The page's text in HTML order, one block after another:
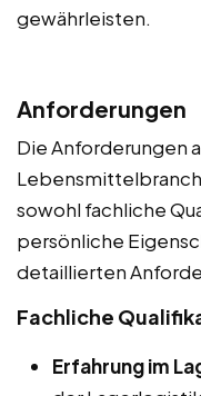
gewährleisten.
Anforderungen
Die Anforderungen
sowohl fachliche
persönliche
detaillierten
Fachliche
Erfahrung im